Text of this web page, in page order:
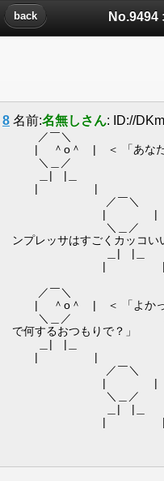
back
8 名前:名無しさん: ID://
／￣＼
| ＾o＾ | ＜ 「あなた
＼＿／ 何をし
＿| |＿
| |
／￣＼
| | ＜ 「あっ、
＼＿／
ンプレッサはすごくカッコい
＿| |＿
| |
／￣＼
| ＾o＾ | ＜ 「よかった
＼＿／ あなた方の
で何するおつもりで？」
＿| |＿
| |
／￣＼
| | ＜ 「これは
＼＿／
＿| |＿
| |